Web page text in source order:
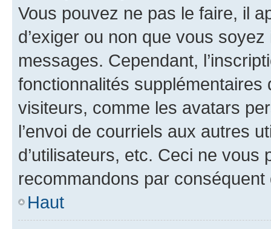
Vous pouvez ne pas le faire, il
d’exiger ou non que vous
messages. Cependant,
fonctionnalités
visiteurs, comme les avatars
l’envoi de courriels aux autres
d’utilisateurs, etc. Ceci ne vous
recommandons par conséquent
Haut